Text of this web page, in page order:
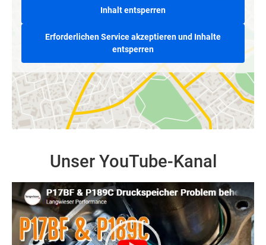
Inhalt entsperren
Erforderlichen Service akzeptieren und Inhalte
entsperren
Unser YouTube-Kanal